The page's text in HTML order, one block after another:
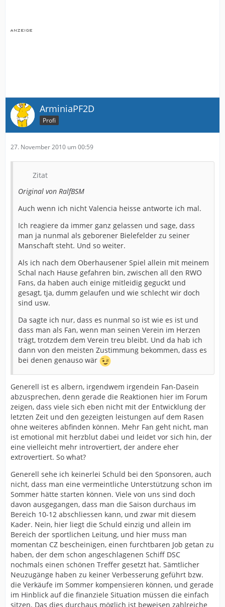
ArminiaPF2D
Profi
27. November 2010 um 00:59
Zitat
Original von RalfBSM
Auch wenn ich nicht Valencia heisse antworte ich mal.
Ich reagiere da immer ganz gelassen und sage, dass
man ja nunmal als geborener Bielefelder zu seiner
Manschaft steht. Und so weiter.
Als ich nach dem Oberhausener Spiel allein mit meinem
Schal nach Hause gefahren bin, zwischen all den RWO
Fans, da haben auch einige mitleidig geguckt und
gesagt, tja, dumm gelaufen und wie schlecht wir doch
sind usw.
Da sagte ich nur, dass es nunmal so ist wie es ist und
dass man als Fan, wenn man seinen Verein im Herzen
trägt, trotzdem dem Verein treu bleibt. Und da hab ich
dann von den meisten Zustimmung bekommen, dass es
bei denen genauso wär
Generell ist es albern, irgendwem irgendein Fan-Dasein
abzusprechen, denn gerade die Reaktionen hier im Forum
zeigen, dass viele sich eben nicht mit der Entwicklung der
letzten Zeit und den gezeigten leistungen auf dem Rasen
ohne weiteres abfinden können. Mehr Fan geht nicht, man
ist emotional mit herzblut dabei und leidet vor sich hin, der
eine vielleicht mehr introvertiert, der andere eher
extrovertiert. So what?
Generell sehe ich keinerlei Schuld bei den Sponsoren, auch
nicht, dass man eine vermeintliche Unterstützung schon im
Sommer hätte starten können. Viele von uns sind doch
davon ausgegangen, dass man die Saison durchaus im
Bereich 10-12 abschliessen kann, und zwar mit diesem
Kader. Nein, hier liegt die Schuld einzig und allein im
Bereich der sportlichen Leitung, und hier muss man
momentan CZ bescheinigen, einen furchtbaren Job getan zu
haben, der dem schon angeschlagenen Schiff DSC
nochmals einen schönen Treffer gesetzt hat. Sämtlicher
Neuzugänge haben zu keiner Verbesserung geführt bzw.
die Verkäufe im Sommer kompensieren können, und gerade
im Hinblick auf die finanziele Situation müssen die einfach
sitzen. Das dies durchaus möglich ist beweisen zahlreiche